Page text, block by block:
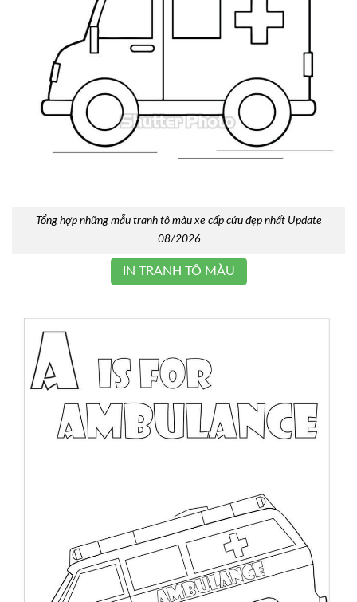
Tổng hợp những mẫu tranh tô màu xe cấp cứu đẹp nhất Update
08/2026
IN TRANH TÔ MÀU